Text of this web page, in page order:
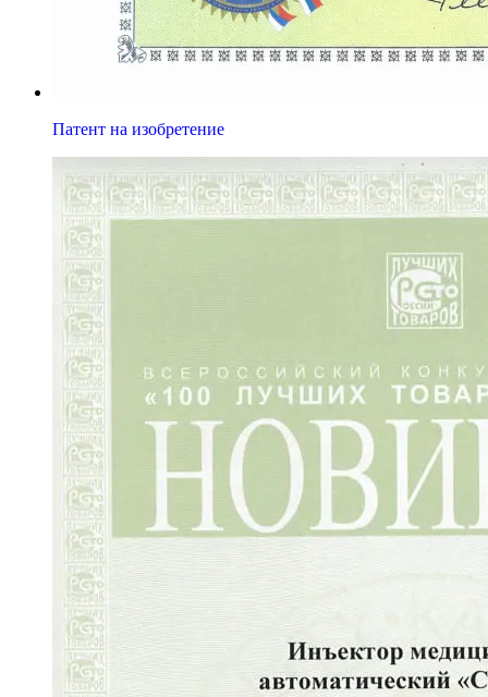
Патент на изобретение